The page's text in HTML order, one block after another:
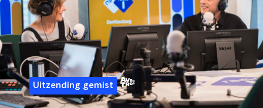
Uitzending gemist